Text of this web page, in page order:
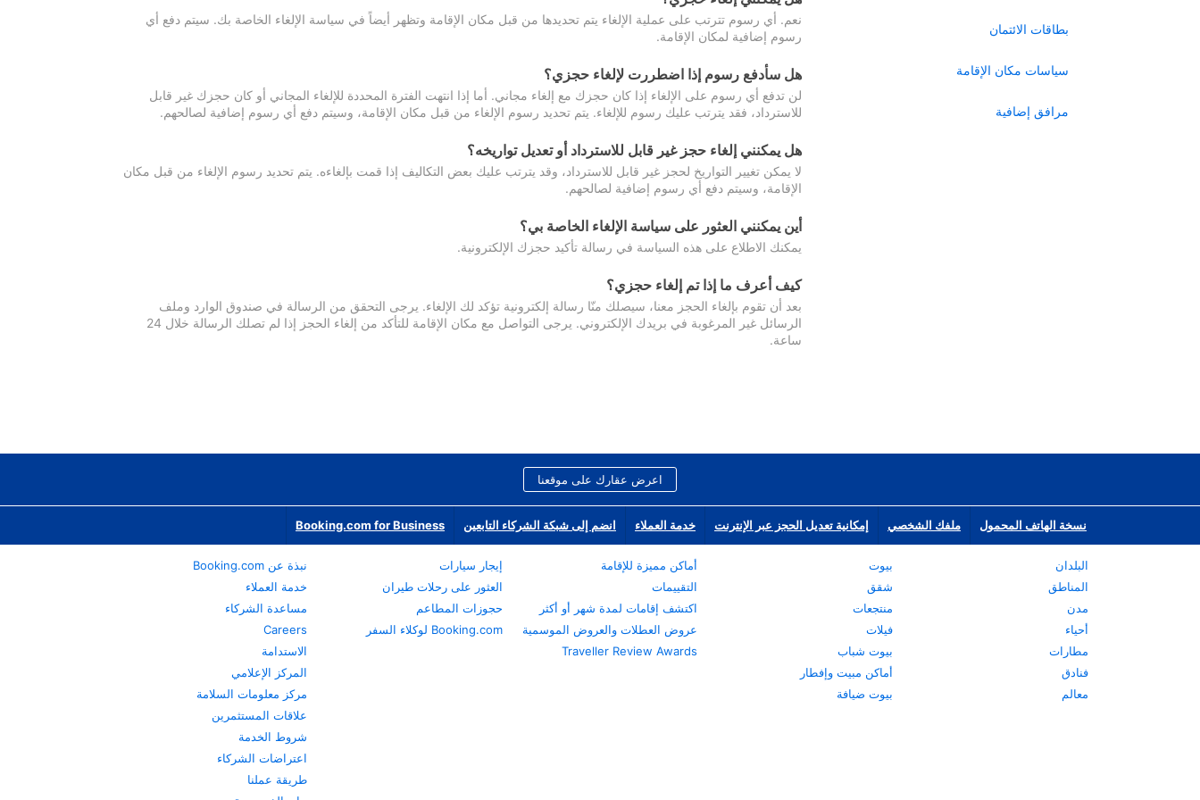
بطاقات الائتمان
سياسات مكان الإقامة
مرافق إضافية
نعم. أي رسوم تترتب على عملية الإلغاء يتم تحديدها من قبل مكان الإقامة وتظهر أيضاً في سياسة الإلغاء الخاصة بك. سيتم دفع أي
رسوم إضافية لمكان الإقامة.
هل سأدفع رسوم إذا اضطررت لإلغاء حجزي؟
لن تدفع أي رسوم على الإلغاء إذا كان حجزك مع إلغاء مجاني. أما إذا انتهت الفترة المحددة للإلغاء المجاني أو كان حجزك غير قابل
للاسترداد، فقد يترتب عليك رسوم للإلغاء. يتم تحديد رسوم الإلغاء من قبل مكان الإقامة، وسيتم دفع أي رسوم إضافية لصالحهم.
هل يمكنني إلغاء حجز غير قابل للاسترداد أو تعديل تواريخه؟
لا يمكن تغيير التواريخ لحجز غير قابل للاسترداد، وقد يترتب عليك بعض التكاليف إذا قمت بإلغاءه. يتم تحديد رسوم الإلغاء من قبل مكان
الإقامة، وسيتم دفع أي رسوم إضافية لصالحهم.
أين يمكنني العثور على سياسة الإلغاء الخاصة بي؟
يمكنك الاطلاع على هذه السياسة في رسالة تأكيد حجزك الإلكترونية.
كيف أعرف ما إذا تم إلغاء حجزي؟
بعد أن تقوم بإلغاء الحجز معنا، سيصلك منّا رسالة إلكترونية تؤكد لك الإلغاء. يرجى التحقق من الرسالة في صندوق الوارد وملف
الرسائل غير المرغوبة في بريدك الإلكتروني. يرجى التواصل مع مكان الإقامة للتأكد من إلغاء الحجز إذا لم تصلك الرسالة خلال 24
ساعة.
اعرض عقارك على موقعنا
نسخة الهاتف المحمول ملفك الشخصي إمكانية تعديل الحجز عبر الإنترنت خدمة العملاء انضم إلى شبكة الشركاء التابعين Booking.com for Business
البلدان
المناطق
مدن
أحياء
مطارات
فنادق
معالم
بيوت
شقق
منتجعات
فيلات
بيوت شباب
أماكن مبيت وإفطار
بيوت ضيافة
أماكن مميزة للإقامة
التقييمات
اكتشف إقامات لمدة شهر أو أكثر
عروض العطلات والعروض الموسمية
Traveller Review Awards
إيجار سيارات
العثور على رحلات طيران
حجوزات المطاعم
Booking.com لوكلاء السفر
نبذة عن Booking.com
خدمة العملاء
مساعدة الشركاء
Careers
الاستدامة
المركز الإعلامي
مركز معلومات السلامة
علاقات المستثمرين
شروط الخدمة
اعتراضات الشركاء
طريقة عملنا